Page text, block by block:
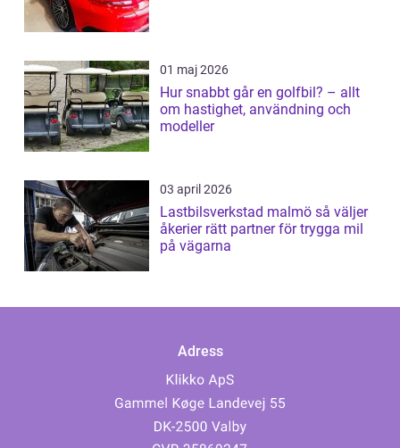
01 maj 2026
Hur snabbt går en golfbil? – allt
om hastighet, användning och
modeller
03 april 2026
Lastbilsverkstad malmö så väljer
åkerier rätt partner för trygga mil
på vägarna
Adress